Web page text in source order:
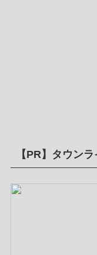
【PR】タウン